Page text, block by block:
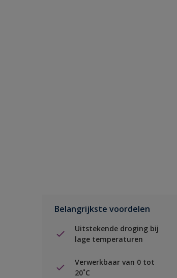
Belangrijkste voordelen
Uitstekende droging bij
lage temperaturen
Verwerkbaar van 0 tot
20˚C